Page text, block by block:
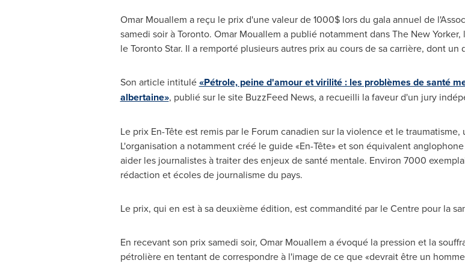
Omar Mouallem a reçu le prix d'une valeur de 1000$ lors du gala annuel de
samedi soir àToronto. Omar Mouallem a publié notamment dans The New
le Toronto Star. Il a remporté plusieurs autres prix au cours de sa carrière, dont
Son article intitulé«Pétrole, peine d'amour et virilité : les problèmes de santé
albertaine», publié sur le site BuzzFeed News, a recueilli la faveur d'un jury
Le prix En-Tête est remis par le Forum canadien sur la violence et le
L'organisation a notamment créé le guide «En-Tête» et son équivalent
aider les journalistes à traiter des enjeux de santé mentale. Environ 7000
rédaction et écoles de journalisme du pays.
Le prix, qui en est à sa deuxième édition, est commandité par le Centre pour la
En recevant son prix samedi soir, Omar Mouallem a évoqué la pression et la
pétrolière en tentant de correspondre à l'image de ce que «devrait être un